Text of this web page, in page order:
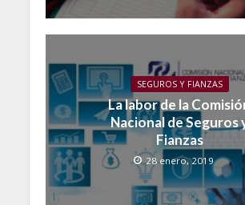
SEGUROS Y FIANZAS
La labor de la
Nacional de Seguros
Fianzas
28 enero, 2019